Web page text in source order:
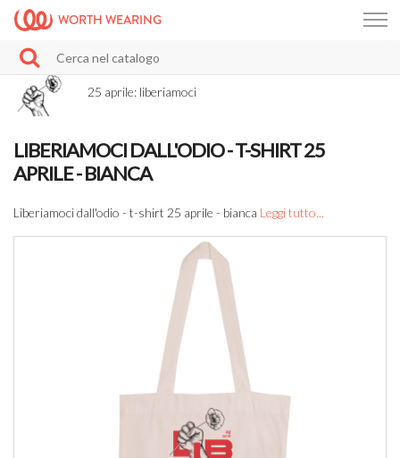
WORTH WEARING
25 aprile: liberiamoci
LIBERIAMOCI DALL'ODIO - T-SHIRT 25
APRILE - BIANCA
Liberiamoci dall'odio - t-shirt 25 aprile - bianca Leggi tutto...